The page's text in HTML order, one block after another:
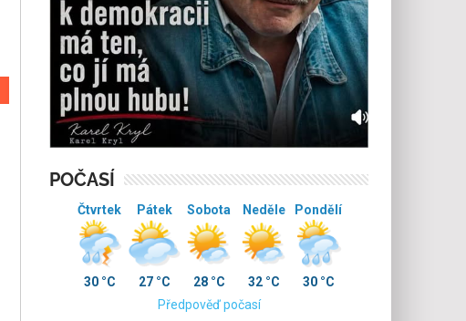
POČASÍ
Čtvrtek
30 °C
Pátek
27 °C
Sobota
28 °C
Neděle
32 °C
Pondělí
30 °C
Předpověď počasí